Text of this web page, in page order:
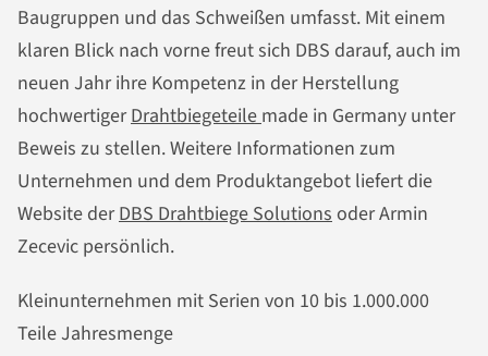
Baugruppen und das Schweißen umfasst. Mit einem
klaren Blick nach vorne freut sich DBS darauf, auch im
neuen Jahr ihre Kompetenz in der Herstellung
hochwertigerDrahtbiegeteile made in Germany unter
Beweis zu stellen. Weitere Informationen zum
Unternehmen und dem Produktangebot liefert die
Website derDBS Drahtbiege Solutions oder Armin
Zecevic persönlich.
Kleinunternehmen mit Serien von 10 bis 1.000.000
Teile Jahresmenge